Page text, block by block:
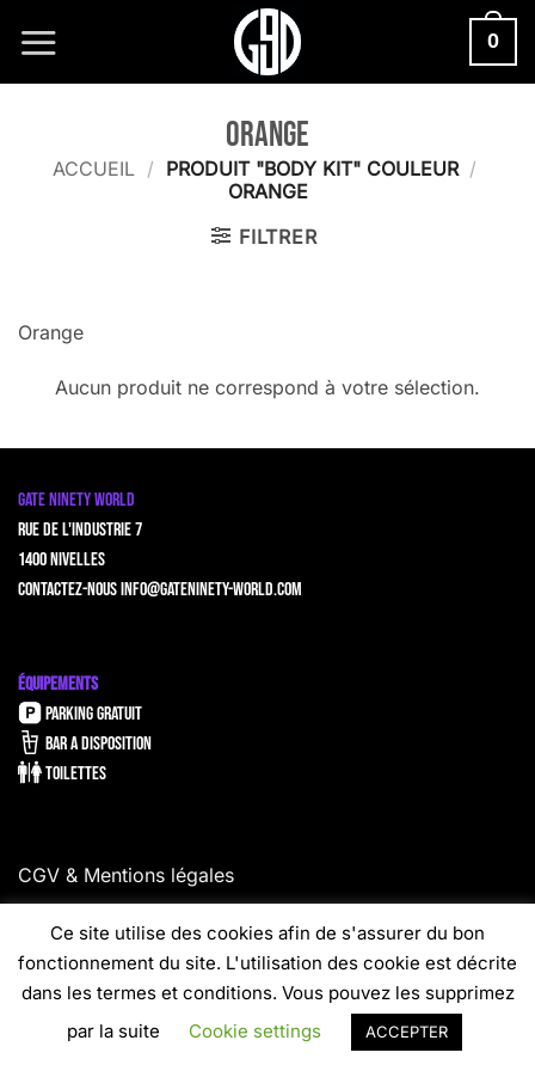
0
Orange
ACCUEIL / PRODUIT "BODY KIT" COULEUR /
ORANGE
FILTRER
Orange
Aucun produit ne correspond à votre sélection.
GATE NINETY WORLD
Rue de l'Industrie 7
1400 Nivelles
Contactez-nousinfo@gateninety-world.com
ÉQUIPEMENTS
PARKING GRATUIT
BAR A DISPOSITION
TOILETTES
CGV & Mentions légales
Copyright 2026 © Gate Ninety World
Ce site utilise des cookies afin de s'assurer du bon
fonctionnement du site. L'utilisation des cookie est décrite
dans les termes et conditions. Vous pouvez les supprimez
par la suite
Cookie settings ACCEPTER